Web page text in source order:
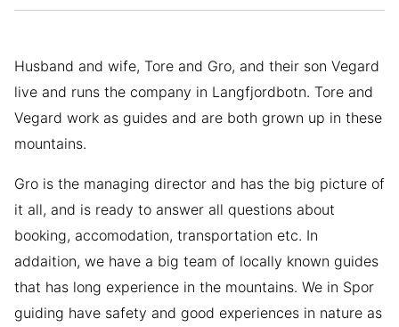
Husband and wife, Tore and Gro, and their son Vegard
live and runs the company in Langfjordbotn. Tore and
Vegard work as guides and are both grown up in these
mountains.
Gro is the managing director and has the big picture of
it all, and is ready to answer all questions about
booking, accomodation, transportation etc. In
addaition, we have a big team of locally known guides
that has long experience in the mountains. We in Spor
guiding have safety and good experiences in nature as